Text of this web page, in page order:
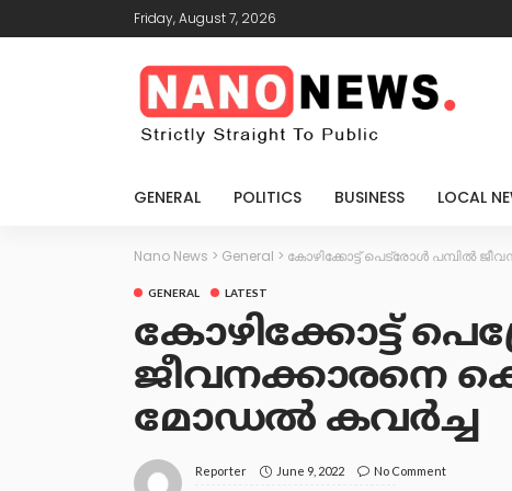
Friday, August 7, 2026
GENERAL POLITICS BUSINESS LOCAL
Nano News > General > കോഴിക്കോട്ട് പെട്രോൾ പമ്പിൽ
GENERAL LATEST
കോഴിക്കോട്ട്
ജീവനക്കാരനെ
മോഡൽ കവർച്ച
Reporter June 9, 2022 No Comment